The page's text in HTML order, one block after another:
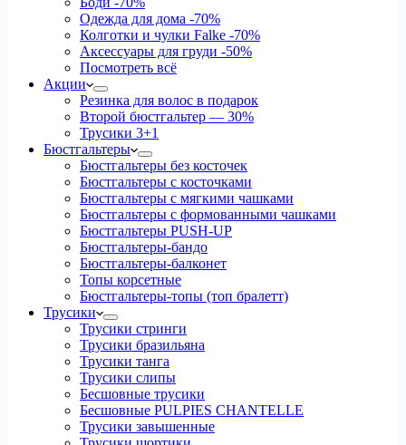
Одежда для дома -70%
Колготки и чулки Falke -70%
Аксессуары для груди -50%
Посмотреть всё
Акции
Резинка для волос в подарок
Второй бюстгальтер — 30%
Трусики 3+1
Бюстгальтеры
Бюстгальтеры без косточек
Бюстгальтеры с косточками
Бюстгальтеры с мягкими чашками
Бюстгальтеры с формованными чашками
Бюстгальтеры PUSH-UP
Бюстгальтеры-бандо
Бюстгальтеры-балконет
Топы корсетные
Бюстгальтеры-топы (топ бралетт)
Трусики
Трусики стринги
Трусики бразильяна
Трусики танга
Трусики слипы
Бесшовные трусики
Бесшовные PULPIES CHANTELLE
Трусики завышенные